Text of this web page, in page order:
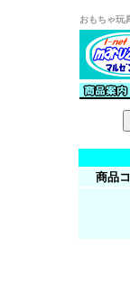
おもちゃ玩
商品